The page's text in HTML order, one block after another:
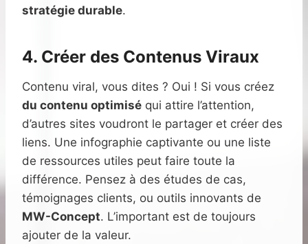
stratégie durable.
4. Créer des Contenus Viraux
Contenu viral, vous dites ? Oui ! Si vous créez
du contenu optimisé qui attire l’attention,
d’autres sites voudront le partager et créer des
liens. Une infographie captivante ou une liste
de ressources utiles peut faire toute la
différence. Pensez à des études de cas,
témoignages clients, ou outils innovants de
MW-Concept. L’important est de toujours
ajouter de la valeur.